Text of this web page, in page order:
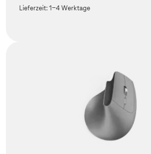
Lieferzeit:1-4 Werktage